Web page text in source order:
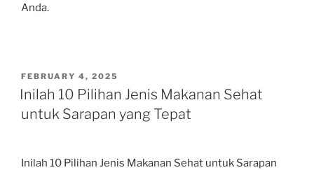
Anda.
POSTED
ON
FEBRUARY 4, 2025
Inilah 10 Pilihan Jenis Makanan Sehat
untuk Sarapan yang Tepat
Inilah 10 Pilihan Jenis Makanan Sehat untuk Sarapan